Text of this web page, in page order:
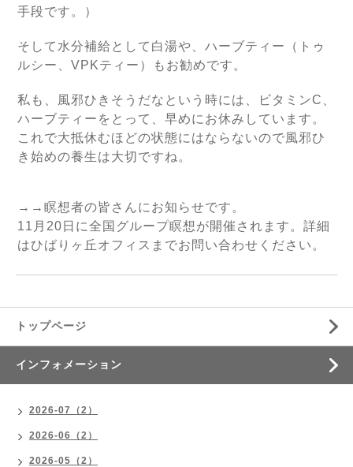
手段です。）
そして水分補給として白湯や、ハーブティー（トゥ
ルシー、VPKティー）もお勧めです。
私も、風邪ひきそうだなという時には、ビタミンC、
ハーブティーをとって、早めにお休みしています。
これで大抵休むほどの状態にはならないので風邪ひ
き始めの養生は大切ですね。
→→瞑想者の皆さんにお知らせです。
11月20日に全国グループ瞑想が開催されます。詳細
はひばりヶ丘オフィスまでお問い合わせください。
トップページ
インフォメーション
2026-07（2）
2026-06（2）
2026-05（2）